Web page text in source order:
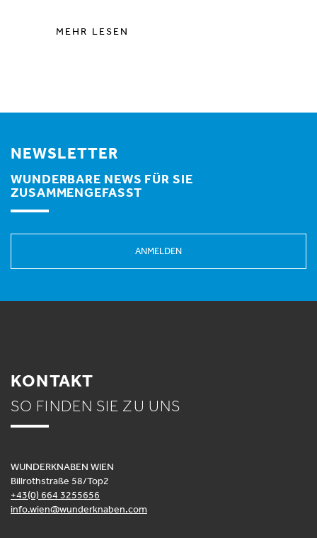
MEHR LESEN
NEWSLETTER
WUNDERBARE NEWS FÜR SIE
ZUSAMMENGEFASST
ANMELDEN
KONTAKT
SO FINDEN SIE ZU UNS
WUNDERKNABEN WIEN
Billrothstraße 58/Top2
+43(0) 664 3255656
info.wien@wunderknaben.com